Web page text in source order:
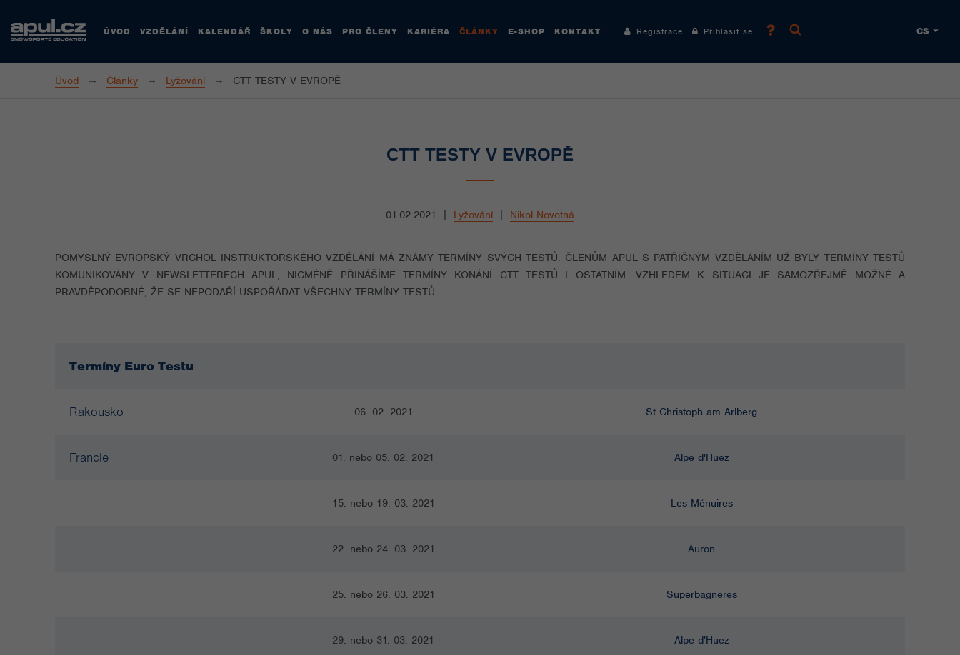
ÚVOD VZDĚLÁNÍ KALENDÁŘ ŠKOLY O NÁS PRO ČLENY KARIÉRA ČLÁNKY E-SHOP KONTAKT Registrace Přihlásit se CS
Úvod Články Lyžování CTT TESTY V EVROPĚ
CTT TESTY V EVROPĚ
01.02.2021 | Lyžování | Nikol Novotná
POMYSLNÝ EVROPSKÝ VRCHOL INSTRUKTORSKÉHO VZDĚLÁNÍ MÁ ZNÁMY TERMÍNY SVÝCH TESTŮ. ČLENŮM APUL S PATŘIČNÝM VZDĚLÁNÍM UŽ BYLY TERMÍNY TESTŮ
KOMUNIKOVÁNY V NEWSLETTERECH APUL, NICMÉNĚ PŘINÁŠÍME TERMÍNY KONÁNÍ CTT TESTŮ I OSTATNÍM. VZHLEDEM K SITUACI JE SAMOZŘEJMĚ MOŽNÉ A
PRAVDĚPODOBNÉ, ŽE SE NEPODAŘÍ USPOŘÁDAT VŠECHNY TERMÍNY TESTŮ.
Termíny Euro Testu
Rakousko 06. 02. 2021 St Christoph am Arlberg
Francie 01. nebo 05. 02. 2021 Alpe d'Huez
15. nebo 19. 03. 2021 Les Ménuires
22. nebo 24. 03. 2021 Auron
25. nebo 26. 03. 2021 Superbagneres
29. nebo 31. 03. 2021 Alpe d'Huez